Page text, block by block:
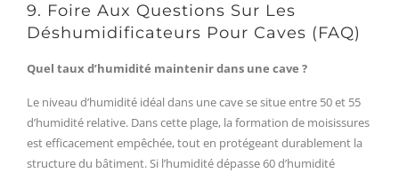
9. Foire Aux Questions Sur Les
Déshumidificateurs Pour Caves (FAQ)
Quel taux d’humidité maintenir dans une cave ?
Le niveau d’humidité idéal dans une cave se situe entre 50 et 55
d’humidité relative. Dans cette plage, la formation de moisissures
est efficacement empêchée, tout en protégeant durablement la
structure du bâtiment. Si l’humidité dépasse 60 d’humidité